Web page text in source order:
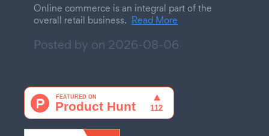
Online commerce is an integral part of the
overall retail business. Read More
Posted by on 2026-08-06